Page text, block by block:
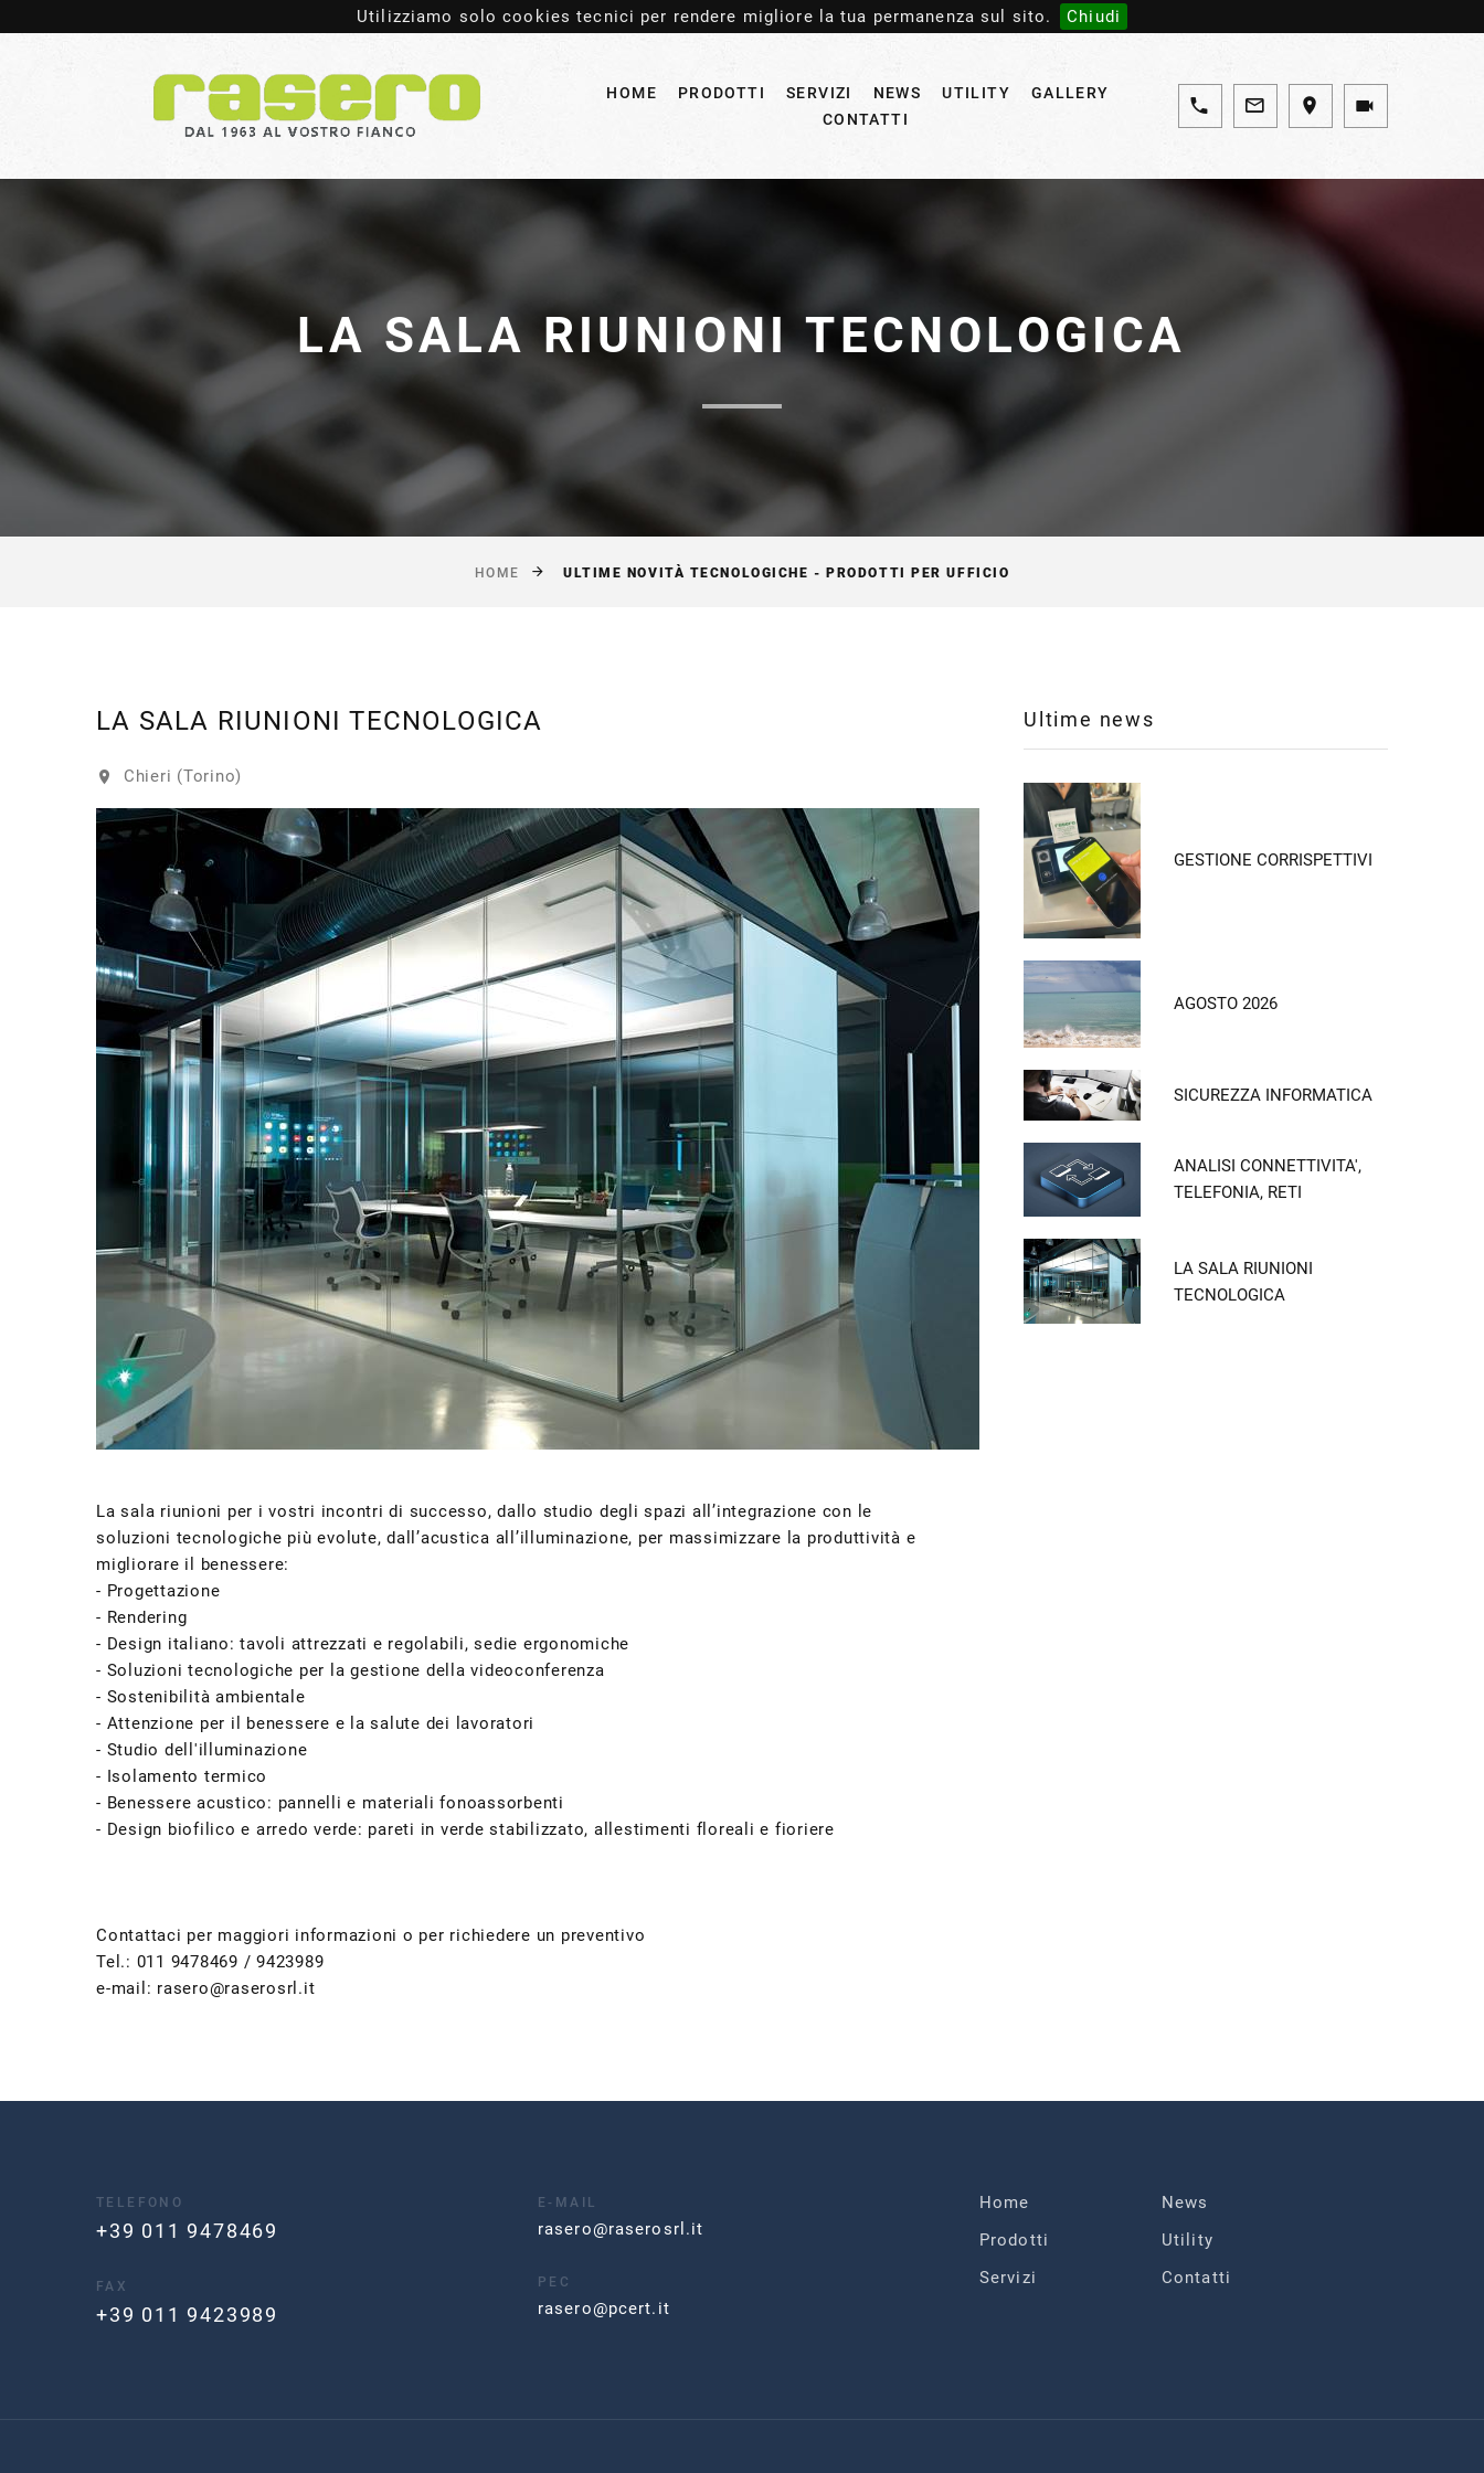
Utilizziamo solo cookies tecnici per rendere migliore la tua permanenza sul sito. Chiudi
HOME PRODOTTI SERVIZI NEWS UTILITY
GALLERY
CONTATTI
LA SALA RIUNIONI TECNOLOGICA
HOME ULTIME NOVITÀ TECNOLOGICHE - PRODOTTI PER UFFICIO
LA SALA RIUNIONI TECNOLOGICA
Chieri (Torino)
La sala riunioni per i vostri incontri di successo, dallo studio degli spazi all’integrazione con le
soluzioni tecnologiche più evolute, dall’acustica all’illuminazione, per massimizzare la produttività e
migliorare il benessere:
- Progettazione
- Rendering
- Design italiano: tavoli attrezzati e regolabili, sedie ergonomiche
- Soluzioni tecnologiche per la gestione della videoconferenza
- Sostenibilità ambientale
- Attenzione per il benessere e la salute dei lavoratori
- Studio dell'illuminazione
- Isolamento termico
- Benessere acustico: pannelli e materiali fonoassorbenti
- Design biofilico e arredo verde: pareti in verde stabilizzato, allestimenti floreali e fioriere
Contattaci per maggiori informazioni o per richiedere un preventivo
Tel.: 011 9478469 / 9423989
e-mail: rasero@raserosrl.it
Ultime news
GESTIONE CORRISPETTIVI
AGOSTO 2026
SICUREZZA INFORMATICA
ANALISI CONNETTIVITA',
TELEFONIA, RETI
LA SALA RIUNIONI
TECNOLOGICA
TELEFONO
+39 011 9478469
FAX
+39 011 9423989
E-MAIL
rasero@raserosrl.it
PEC
rasero@pcert.it
Home
Prodotti
Servizi
News
Utility
Contatti